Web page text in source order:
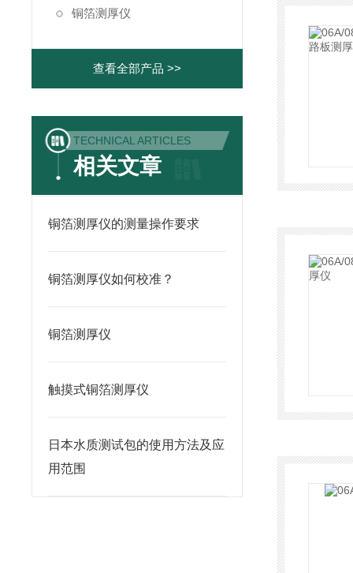
铜箔测厚仪
查看全部产品 >>
TECHNICAL ARTICLES
相关文章
铜箔测厚仪的测量操作要求
铜箔测厚仪如何校准？
铜箔测厚仪
触摸式铜箔测厚仪
日本水质测试包的使用方法及应
用范围